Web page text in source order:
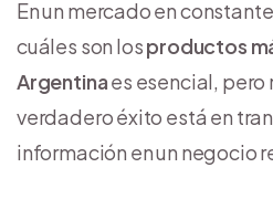
En un mercado en
cuáles son losproductos
Argentinaes esencial, pero
verdadero éxito está en
información en un negocio